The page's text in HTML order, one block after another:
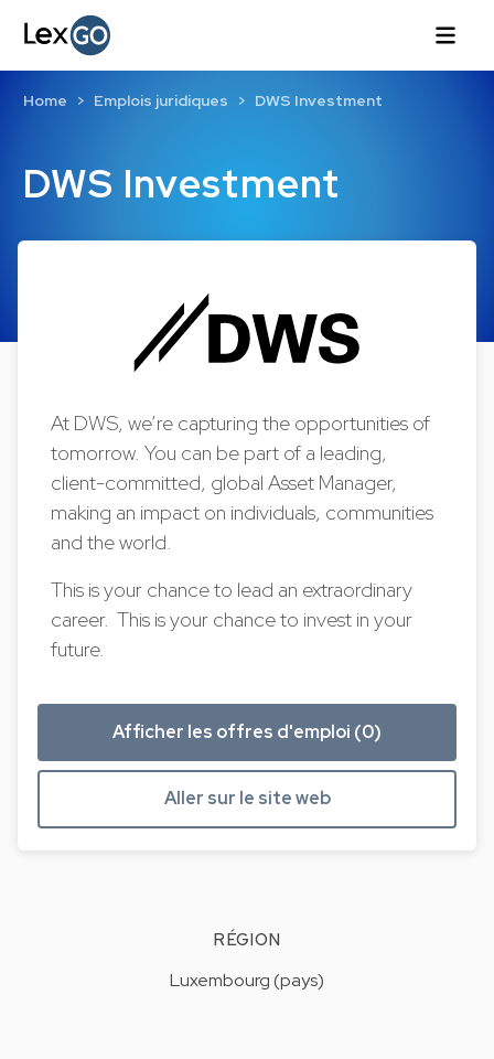
DWS Investment
Home Emplois juridiques DWS Investment
At DWS, we’re capturing the opportunities of
tomorrow. You can be part of a leading,
client-committed, global Asset Manager,
making an impact on individuals, communities
and the world.
This is your chance to lead an extraordinary
career. This is your chance to invest in your
future.
Afficher les offres d'emploi (0)
Aller sur le site web
RÉGION
Luxembourg (pays)